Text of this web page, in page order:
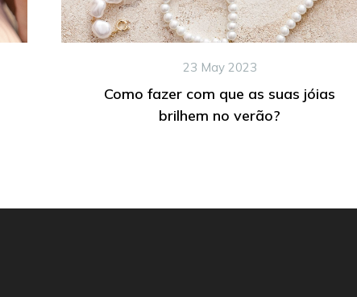
23 May 2023
Como fazer com que as suas jóias
brilhem no verão?